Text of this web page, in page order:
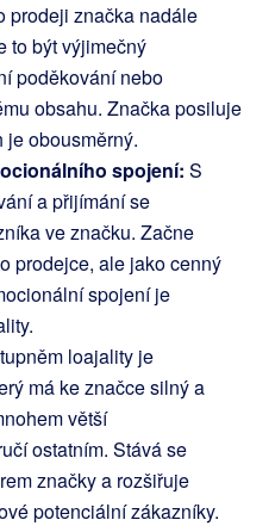
prodeji značka nadále
to být výjimečný
poděkování nebo
obsahu. Značka posiluje
je obousměrný.
spojení: S
a přijímání se
ve značku. Začne
prodejce, ale jako cenný
spojení je
loajality je
má ke značce silný a
větší
ostatním. Stává se
značky a rozšiřuje
potenciální zákazníky.